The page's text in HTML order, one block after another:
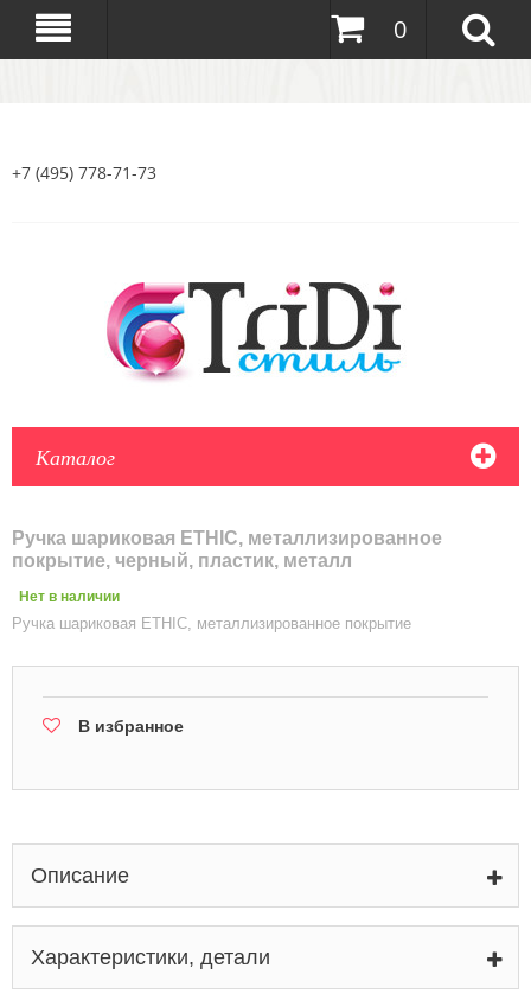
0
+7 (495) 778-71-73
Каталог
Ручка шариковая ETHIC, металлизированное
покрытие, черный, пластик, металл
Нет в наличии
Ручка шариковая ETHIC, металлизированное покрытие
В избранное
Описание
Характеристики, детали